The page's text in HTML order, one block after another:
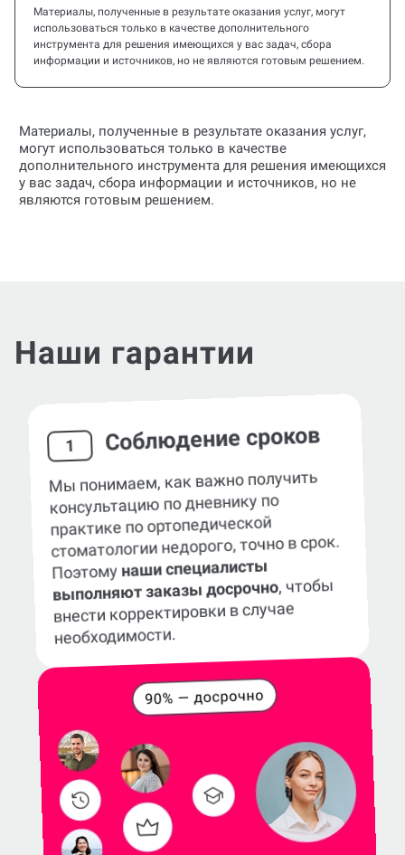
Материалы, полученные в результате оказания услуг, могут
использоваться только в качестве дополнительного
инструмента для решения имеющихся у вас задач, сбора
информации и источников, но не являются готовым решением.
Материалы, полученные в результате оказания услуг,
могут использоваться только в качестве
дополнительного инструмента для решения имеющихся
у вас задач, сбора информации и источников, но не
являются готовым решением.
Наши гарантии
1 Соблюдение сроков
Мы понимаем, как важно получить
консультацию по дневнику по
практике по ортопедической
стоматологии недорого, точно в срок.
Поэтому наши специалисты
выполняют заказы досрочно, чтобы
внести корректировки в случае
необходимости.